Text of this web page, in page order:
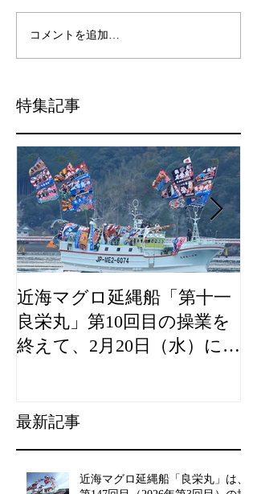
コメントを追加…
特集記事
近海マグロ延縄船「第十一
良栄丸」第10回目の操業を
終えて、2月20日（水）に水
最新記事
近海マグロ延縄船「良栄丸」は、